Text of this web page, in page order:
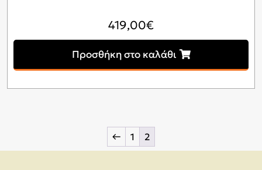
419,00€
Προσθήκη στο καλάθι
← 1 2